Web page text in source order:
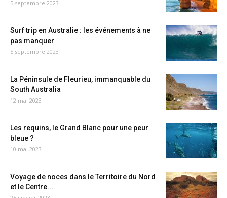
5 septembre 2023
Surf trip en Australie : les événements à ne
pas manquer
5 septembre 2023
La Péninsule de Fleurieu, immanquable du
South Australia
12 mai 2023
Les requins, le Grand Blanc pour une peur
bleue ?
10 mai 2023
Voyage de noces dans le Territoire du Nord
et le Centre...